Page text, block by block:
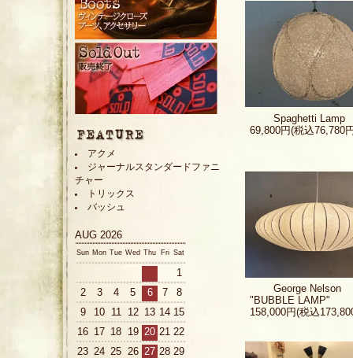
Spaghetti Lamp
69,800円(税込76,780
George Nelson
"BUBBLE LAMP"
158,000円(税込
アクメ
ジャーナルスタンダードファニ
チャー
トリックス
バッシュ
AUG 2026
Sun Mon Tue Wed Thu Fri Sat
1
2
3 4 5 6 7
8
9
10 11 12 13 14 15
16 17 18 19 20 21 22
23 24 25 26 27 28 29